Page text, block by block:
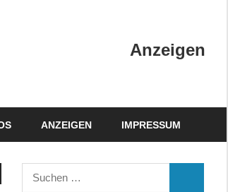
Anzeigen
ANZEIGEN IMPRESSUM
Suchen